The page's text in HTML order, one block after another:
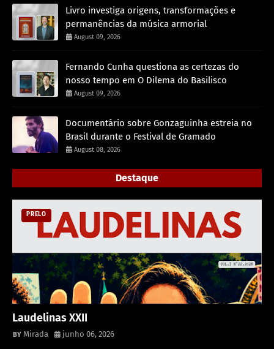
Livro investiga origens, transformações e
permanências da música armorial
August 09, 2026
Fernando Cunha questiona as certezas do
nosso tempo em O Dilema do Basilisco
August 09, 2026
Documentário sobre Gonzaguinha estreia no
Brasil durante o Festival de Gramado
August 08, 2026
Destaque
PRELO
Laudelinas XXII
Mirada junho 06, 2026